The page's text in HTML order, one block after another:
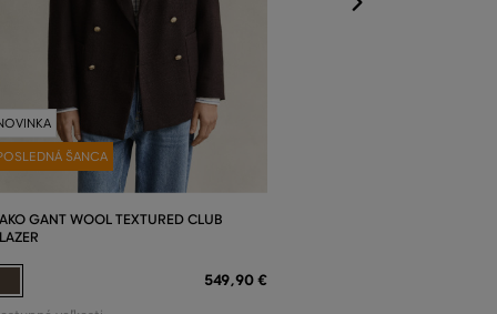
ŠANCA
GANT WOOL TEXTURED CLUB
549,90 €